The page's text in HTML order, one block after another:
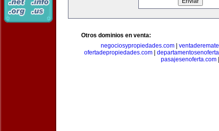
Otros dominios en venta:
negociosypropiedades.com
ofertadepropiedades.com
pasajesenoferta.com